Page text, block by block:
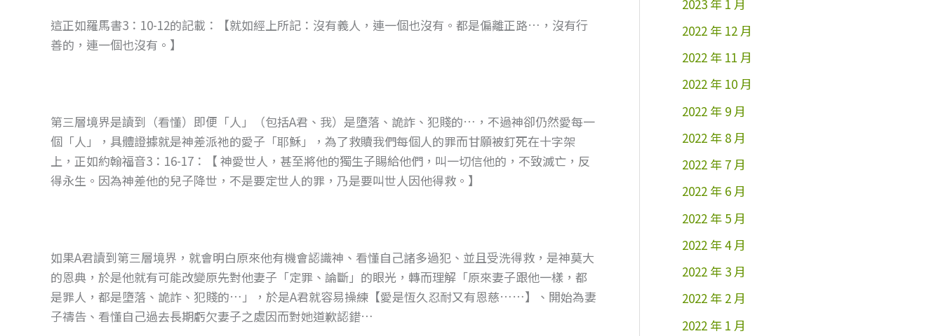
這正如羅馬書3：10-12的記載：【就如經上所記：沒有義人，連一個也沒有。都是偏離正路…，沒有行
善的，連一個也沒有。】
第三層境界是讀到（看懂）即便「人」（包括A君、我）是墮落、詭詐、犯賤的…，不過神卻仍然愛每一
個「人」，具體證據就是神差派祂的愛子「耶穌」，為了救贖我們每個人的罪而甘願被釘死在十字架
上，正如約翰福音3：16-17：【 神愛世人，甚至將他的獨生子賜給他們，叫一切信他的，不致滅亡，反
得永生。因為神差他的兒子降世，不是要定世人的罪，乃是要叫世人因他得救。】
如果A君讀到第三層境界，就會明白原來他有機會認識神、看懂自己諸多過犯、並且受洗得救，是神莫大
的恩典，於是他就有可能改變原先對他妻子「定罪、論斷」的眼光，轉而理解「原來妻子跟他一樣，都
是罪人，都是墮落、詭詐、犯賤的…」，於是A君就容易操練【愛是恆久忍耐又有恩慈……】、開始為妻
子禱告、看懂自己過去長期虧欠妻子之處因而對她道歉認錯…
2023 年 1 月
2022 年 12 月
2022 年 11 月
2022 年 10 月
2022 年 9 月
2022 年 8 月
2022 年 7 月
2022 年 6 月
2022 年 5 月
2022 年 4 月
2022 年 3 月
2022 年 2 月
2022 年 1 月